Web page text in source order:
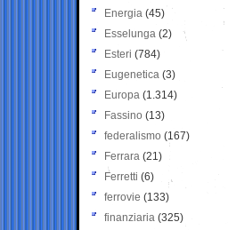
Energia (45)
Esselunga (2)
Esteri (784)
Eugenetica (3)
Europa (1.314)
Fassino (13)
federalismo (167)
Ferrara (21)
Ferretti (6)
ferrovie (133)
finanziaria (325)